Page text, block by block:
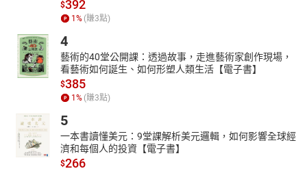
$392
1 % (賺3點)
4
藝術的40堂公開課：透過故事，走進藝術家創作現場，
看藝術如何誕生、如何形塑人類生活【電子書】
$385
1 % (賺3點)
5
一本書讀懂美元：9堂課解析美元邏輯，如何影響全球經
濟和每個人的投資【電子書】
$266